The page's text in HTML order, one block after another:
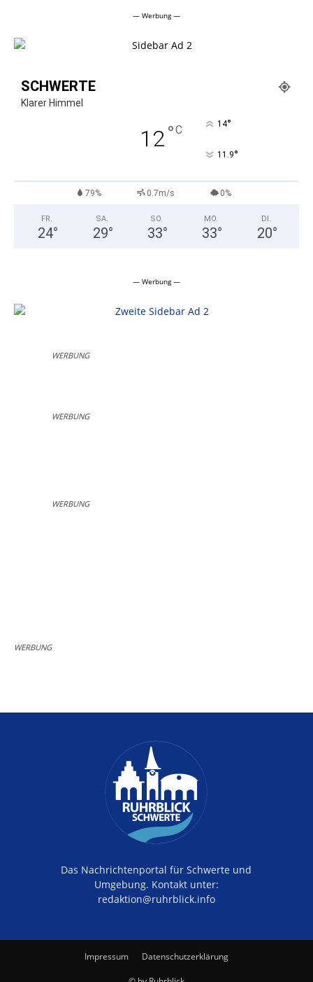
— Werbung —
SCHWERTE
Klarer Himmel
12°C 14°
11.9°
79% 0.7m/s 0%
FR.
24°
SA.
29°
SO.
33°
MO.
33°
DI.
20°
— Werbung —
WERBUNG
WERBUNG
WERBUNG
WERBUNG
Das Nachrichtenportal für Schwerte und
Umgebung. Kontakt unter:
redaktion@ruhrblick.info
Impressum Datenschutzerklärung